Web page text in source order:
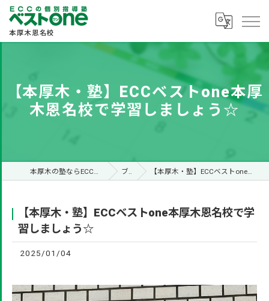
【本厚木・塾】ECCベストone本厚
木恩名校で学習しましょう☆
本厚木の塾ならECCベストone本厚木恩名校 ブログ 【本厚木・塾】ECCベストone本厚木恩名校で学習しましょう☆
【本厚木・塾】ECCベストone本厚木恩名校で学
習しましょう☆
2025/01/04